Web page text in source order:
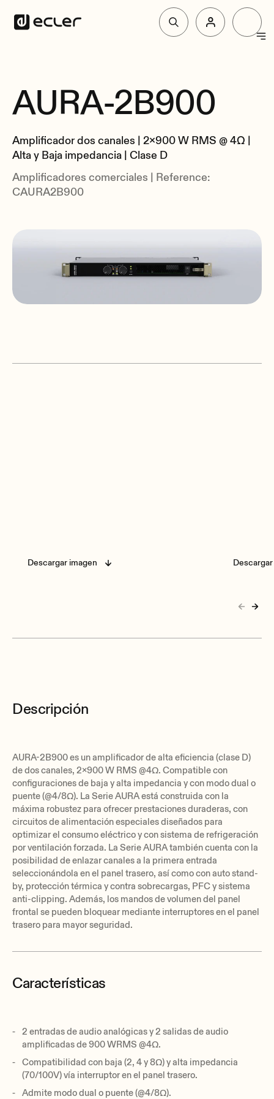
Soluciones
Por qué Ecler
Soporte y Comunidad
Resumen
AURA-2B900
Amplificador dos canales | 2x900 W RMS @ 4Ω |
Alta y Baja impedancia | Clase D
Amplificadores comerciales | Reference:
CAURA2B900
Descargar imagen
Descripción
AURA-2B900 es un amplificador de alta eficiencia (clase D)
de dos canales, 2x900 W RMS @4Ω. Compatible con
configuraciones de baja y alta impedancia y con modo dual o
puente (@4/8Ω). La Serie AURA está construida con la
máxima robustez para ofrecer prestaciones duraderas, con
circuitos de alimentación especiales diseñados para
optimizar el consumo eléctrico y con sistema de refrigeración
por ventilación forzada. La Serie AURA también cuenta con la
posibilidad de enlazar canales a la primera entrada
seleccionándola en el panel trasero, así como con auto stand-
by, protección térmica y contra sobrecargas, PFC y sistema
anti-clipping. Además, los mandos de volumen del panel
frontal se pueden bloquear mediante interruptores en el panel
trasero para mayor seguridad.
Características
2 entradas de audio analógicas y 2 salidas de audio
amplificadas de 900 WRMS @4Ω.
Compatibilidad con baja (2, 4 y 8Ω) y alta impedancia
(70/100V) vía interruptor en el panel trasero.
Admite modo dual o puente (@4/8Ω).